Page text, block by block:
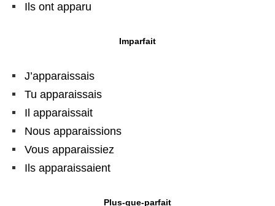
Ils ont apparu
Imparfait
J’apparaissais
Tu apparaissais
Il apparaissait
Nous apparaissions
Vous apparaissiez
Ils apparaissaient
Plus-que-parfait